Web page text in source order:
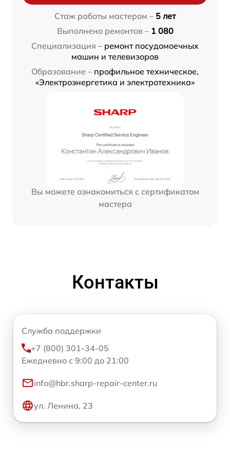
Стаж работы мастером – 5 лет
Выполнено ремонтов – 1 080
Специализация – ремонт посудомоечных
машин и телевизоров
Образование – профильное техническое,
«Электроэнергетика и электротехника»
Вы можете ознакомиться с сертификатом
мастера
Контакты
Служба поддержки
+7 (800) 301-34-05
Ежедневно с 9:00 до 21:00
info@hbr.sharp-repair-center.ru
ул. Ленина, 23